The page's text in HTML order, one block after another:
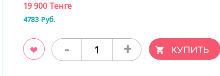
19 900 Тенге
4783 Руб.
- +